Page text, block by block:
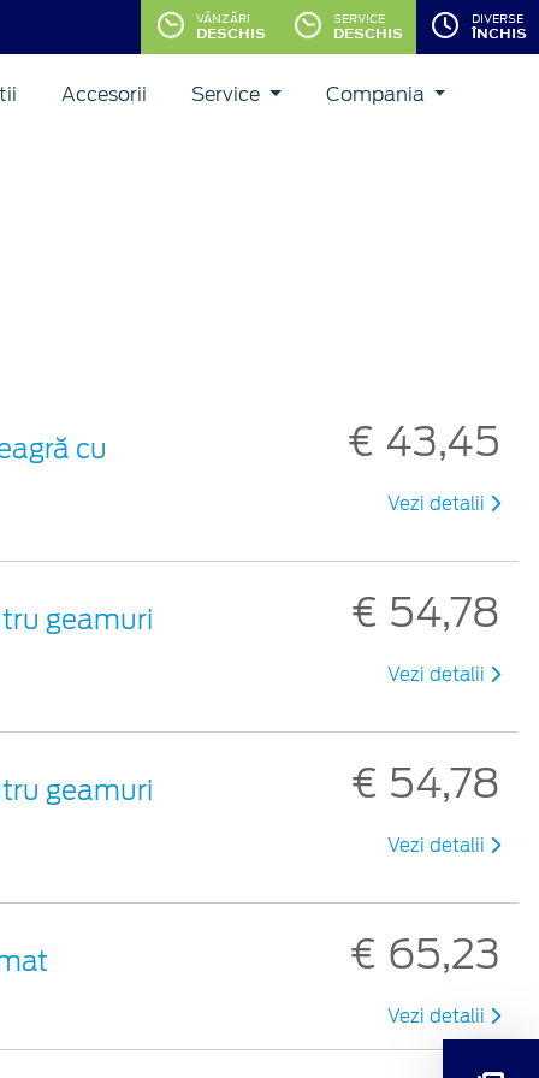
VÂNZĂRI
DESCHIS
SERVICE
DESCHIS
DIVERSE
ÎNCHIS
Accesorii Service Compania
cu
€ 43,45
Vezi detalii
geamuri
€ 54,78
Vezi detalii
geamuri
€ 54,78
Vezi detalii
€ 65,23
Vezi detalii